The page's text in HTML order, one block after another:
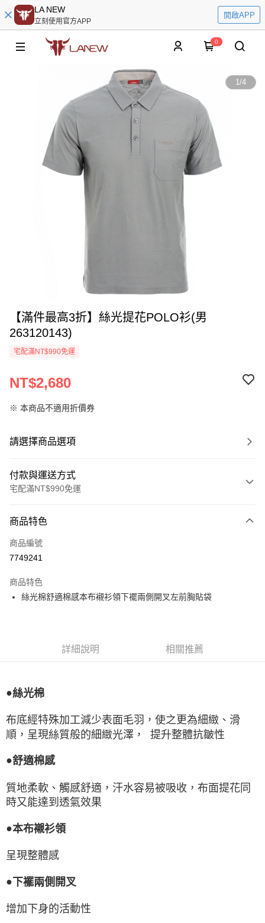
LA NEW
立刻使用官方APP
開啟APP
0
1/4
【滿件最高3折】絲光提花POLO衫(男
263120143)
宅配滿NT$990免運
NT$2,680
※ 本商品不適用折價券
請選擇商品選項
付款與運送方式
宅配滿NT$990免運
信用卡一次付款
LINE Pay
悠遊付
運送方式
每筆NT$80，滿NT$990(含以上)免運費
每筆NT$80，滿NT$699(含以上)免運費
商品特色
商品編號
7749241
商品特色
絲光棉舒適棉感本布襯衫領下襬兩側開叉左前胸貼袋
詳細說明 相關推薦
●絲光棉
布底經特殊加工減少表面毛羽，使之更為細緻、滑
順，呈現絲質般的細緻光澤， 提升整體抗皺性
●舒適棉感
質地柔軟、觸感舒適，汗水容易被吸收，布面提花同
時又能達到透氣效果
●本布襯衫領
呈現整體感
●下襬兩側開叉
增加下身的活動性